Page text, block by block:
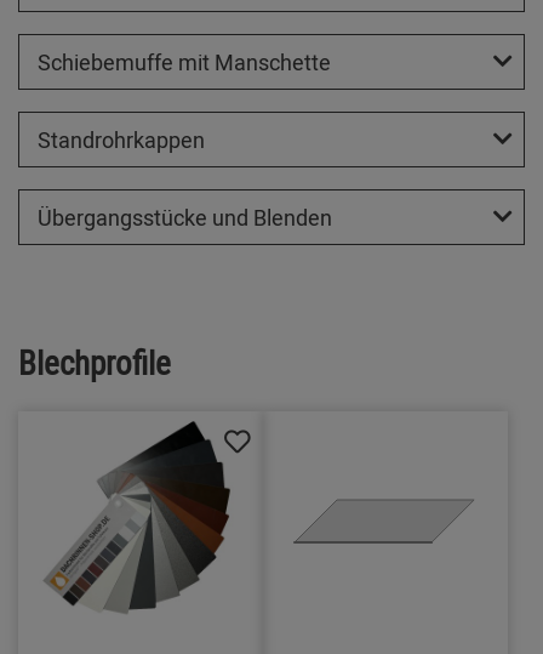
Schiebemuffe mit Manschette
Standrohrkappen
Übergangsstücke und Blenden
Blechprofile